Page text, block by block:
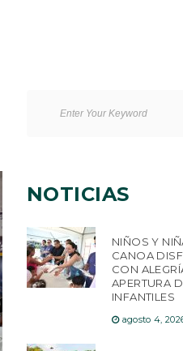
NOTICIAS
NIÑOS Y
CANOA
CON
APERTURA
INFANTILES
agosto 4,